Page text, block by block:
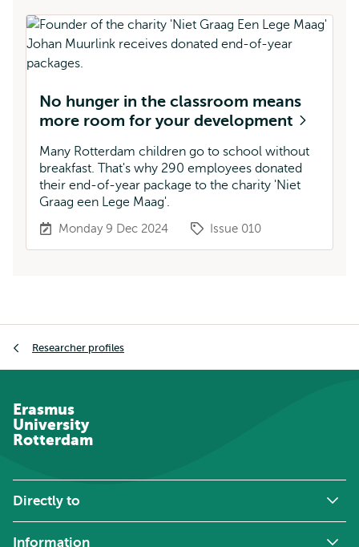
No hunger in the classroom means
more room for your development
Many Rotterdam children go to school without
breakfast. That's why 290 employees donated
their end-of-year package to the charity 'Niet
Graag een Lege Maag'.
Monday 9 Dec 2024 Issue 010
Researcher profiles
Erasmus
University
Rotterdam
Directly to
Information